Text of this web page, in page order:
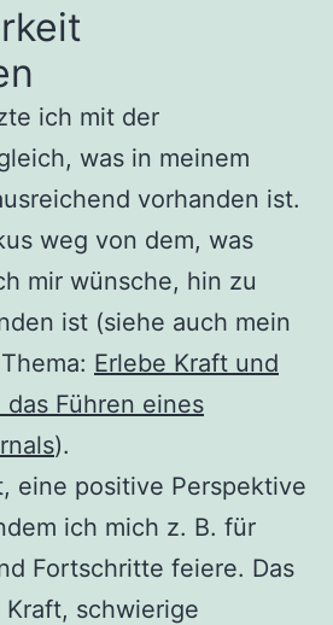
ich mit der
was in meinem
vorhanden ist.
weg von dem, was
mir wünsche, hin zu
ist (siehe auch mein
Erlebe Kraft und
Führen eines
).
eine positive Perspektive
ich mich z. B. für
Fortschritte feiere. Das
schwierige